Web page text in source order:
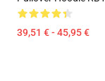
39,51 € - 45,95 €